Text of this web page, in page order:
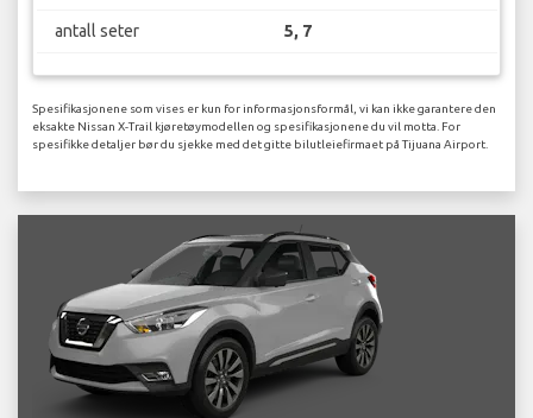
antall seter 5, 7
Spesifikasjonene som vises er kun for informasjonsformål, vi kan ikke garantere den
eksakte Nissan X-Trail kjøretøymodellen og spesifikasjonene du vil motta. For
spesifikke detaljer bør du sjekke med det gitte bilutleiefirmaet på Tijuana Airport.